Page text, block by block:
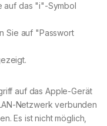
auf das "i"-Symbol
Sie auf "Passwort
auf das Apple-Gerät
Netzwerk verbunden
Es ist nicht möglich,